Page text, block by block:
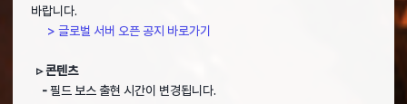
바랍니다.
> 글로벌 서버 오픈 공지 바로가기
▹ 콘텐츠
-필드 보스 출현 시간이 변경됩니다.